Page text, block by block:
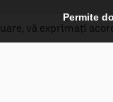
Permite
Livrare
vă exprimați